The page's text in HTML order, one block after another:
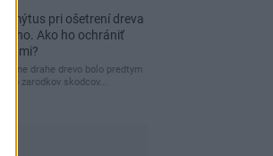
mýtus pri ošetrení dreva
Ako ho ochrániť
drahe drevo bolo predtym
zarodkov skodcov...